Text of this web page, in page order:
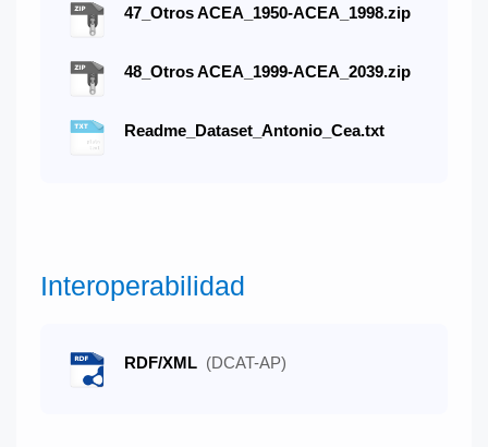
47_Otros ACEA_1950-ACEA_1998.zip
48_Otros ACEA_1999-ACEA_2039.zip
Readme_Dataset_Antonio_Cea.txt
Interoperabilidad
RDF/XML (DCAT-AP)